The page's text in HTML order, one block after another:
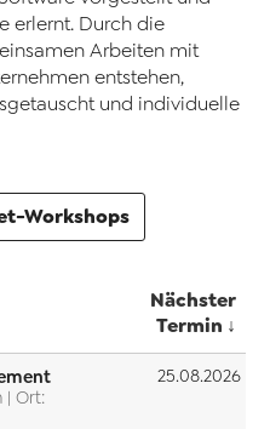
erlernt. Durch die
Arbeiten mit
entstehen,
und individuelle
Workshops
Nächster
Termin
| Ort:
25.08.2026